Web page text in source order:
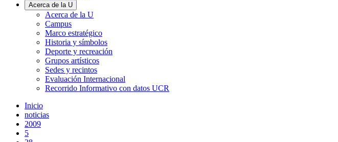
Acerca de la U
Acerca de la U
Campus
Marco estratégico
Historia y símbolos
Deporte y recreación
Grupos artísticos
Sedes y recintos
Evaluación Internacional
Recorrido Informativo con datos UCR
Inicio
noticias
2009
5